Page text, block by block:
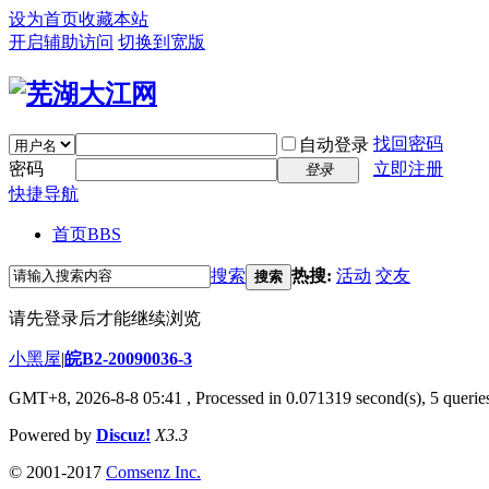
设为首页收藏本站
开启辅助访问 切换到宽版
自动登录 找回密码
密码
登录
立即注册
快捷导航
首页BBS
搜索 搜索 热搜: 活动 交友
请先登录后才能继续浏览
小黑屋|皖B2-20090036-3
GMT+8, 2026-8-8 05:41 , Processed in 0.071319 second(s), 5
Powered by Discuz! X3.3
© 2001-2017 Comsenz Inc.